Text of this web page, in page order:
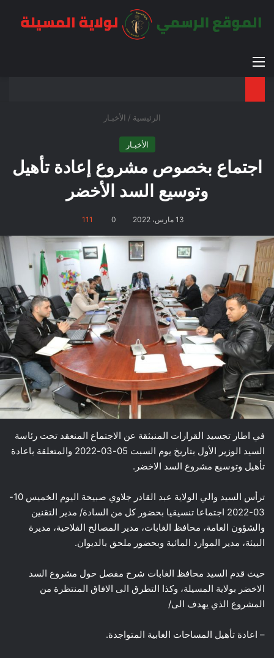
القائمة
الرئيسية / الأخبـار
الأخبـار
اجتماع بخصوص مشروع إعادة تأهيل
وتوسيع السد الأخضر
13 مارس، 2022 0
111
في اطار تجسيد القرارات المنبثقة عن الاجتماع المنعقد تحت رئاسة
السيد الوزير الأول بتاريخ يوم السبت 05-03-2022 والمتعلقة باعادة
تأهيل وتوسيع مشروع السد الاخضر.
ترأس السيد والي الولاية عبد القادر جلاوي صبيحة اليوم الخميس 10-
03-2022 اجتماعا تنسيقيا بحضور كل من السادة/ مدير التقنين
والشؤون العامة، محافظ الغابات، مدير المصالح الفلاحية، مديرة
البيئة، مدير الموارد المائية وبحضور ملحق بالديوان.
حيث قدم السيد محافظ الغابات شرح مفصل حول مشروع السد
الاخضر بولاية المسيلة، وكذا التطرق الى الافاق المنتظرة من
المشروع الذي يهدف الى/
– اعادة تأهيل المساحات الغابية المتواجدة.